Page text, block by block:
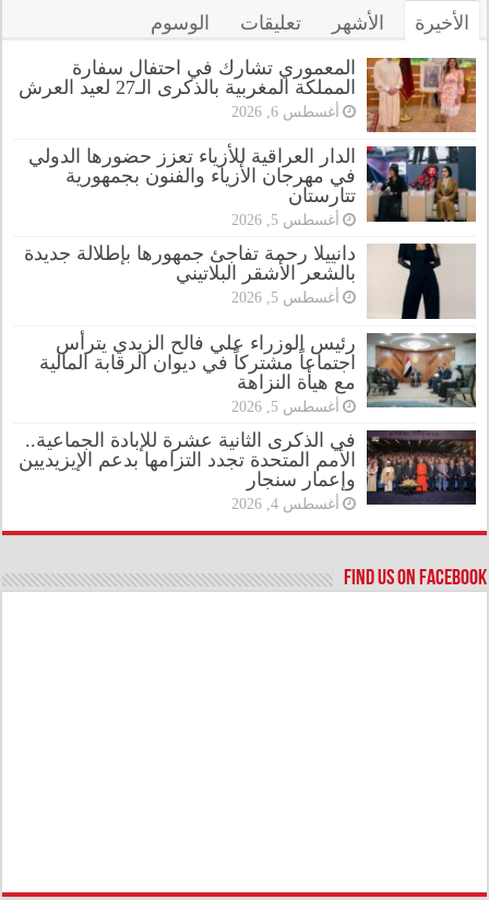
الأخيرة الأشهر تعليقات الوسوم
المعموري تشارك في احتفال سفارة
المملكة المغربية بالذكرى الـ27 لعيد العرش
أغسطس 6, 2026
الدار العراقية للأزياء تعزز حضورها الدولي
في مهرجان الأزياء والفنون بجمهورية
تتارستان
أغسطس 5, 2026
دانييلا رحمة تفاجئ جمهورها بإطلالة جديدة
بالشعر الأشقر البلاتيني
أغسطس 5, 2026
رئيس الوزراء علي فالح الزيدي يترأس
اجتماعاً مشتركاً في ديوان الرقابة المالية
مع هيأة النزاهة
أغسطس 5, 2026
في الذكرى الثانية عشرة للإبادة الجماعية..
الأمم المتحدة تجدد التزامها بدعم الإيزيديين
وإعمار سنجار
أغسطس 4, 2026
Find us on Facebook